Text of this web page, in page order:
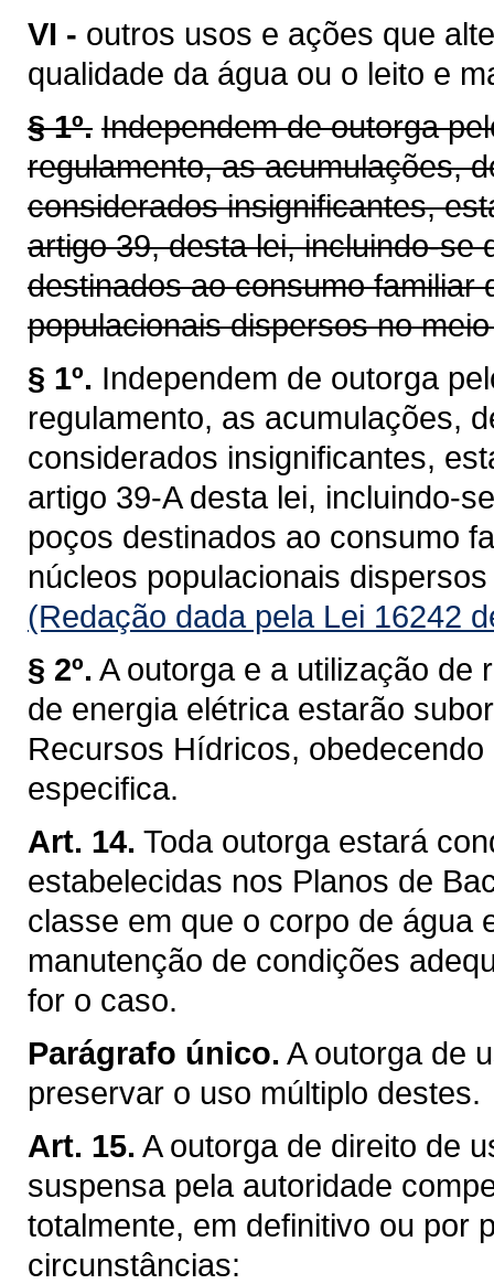
VI - outros usos e ações que
qualidade da água ou o leito e
§ 1º. Independem de outorga
regulamento, as acumulações,
considerados insignificantes,
artigo 39, desta lei, incluindo-se
destinados ao consumo familiar
populacionais dispersos no
§ 1º. Independem de outorga
regulamento, as acumulações,
considerados insignificantes,
artigo 39-A desta lei, incluindo-
poços destinados ao consumo
núcleos populacionais
(Redação dada pela Lei 16242
§ 2º. A outorga e a utilização de
de energia elétrica estarão
Recursos Hídricos,
especifica.
Art. 14. Toda outorga estará
estabelecidas nos Planos de
classe em que o corpo de água
manutenção de condições
for o caso.
Parágrafo único. A outorga de
preservar o uso múltiplo destes.
Art. 15. A outorga de direito de
suspensa pela autoridade
totalmente, em definitivo ou por
circunstâncias: